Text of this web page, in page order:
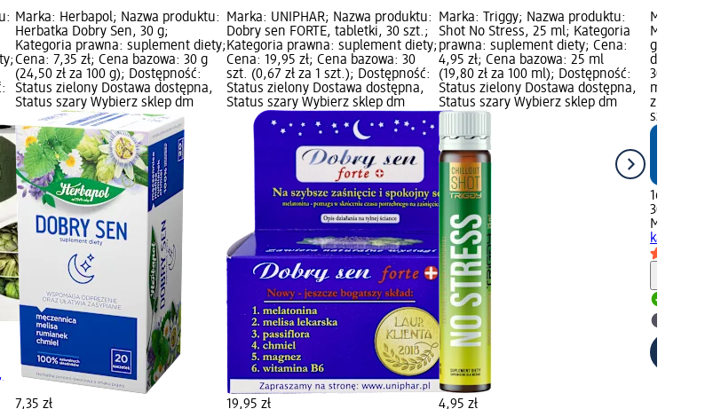
Marka: Herbapol; Nazwa produktu:
Herbatka Dobry Sen, 30 g;
Kategoria prawna: suplement diety;
Cena: 7,35 zł; Cena bazowa: 30 g
(24,50 zł za 100 g); Dostępność:
Status zielony Dostawa dostępna,
Status szary Wybierz sklep dm
7,35 zł
Marka: UNIPHAR; Nazwa produktu:
Dobry sen FORTE, tabletki, 30 szt.;
Kategoria prawna: suplement diety;
Cena: 19,95 zł; Cena bazowa: 30
szt. (0,67 zł za 1 szt.); Dostępność:
Status zielony Dostawa dostępna,
Status szary Wybierz sklep dm
19,95 zł
Marka: Triggy; Nazwa produktu:
Shot No Stress, 25 ml; Kategoria
prawna: suplement diety; Cena:
4,95 zł; Cena bazowa: 25 ml
(19,80 zł za 100 ml); Dostępność:
Status zielony Dostawa dostępna,
Status szary Wybierz sklep dm
4,95 zł
Marka:
Melatonina
g;
diety;
30 szt.
marki dm;
zielony
szary
16,95 zł
30 szt.
Mivolis
kapsułek,